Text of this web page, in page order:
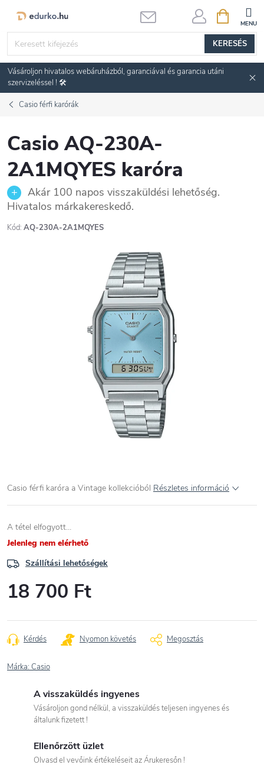
KERESÉS
KOSÁR
Vásároljon hivatalos webáruházból, garanciával és garancia utáni
szervizeléssel ! 🛠️
Casio férfi karórák
Casio AQ-230A-
2A1MQYES karóra
Akár 100 napos visszaküldési lehetőség.
Hivatalos márkakereskedő.
Kód: AQ-230A-2A1MQYES
Casio férfi karóra a Vintage kollekcióból Részletes információ
A tétel elfogyott…
Jelenleg nem elérhető
Szállítási lehetőségek
18 700 Ft
Kérdés Nyomon követés Megosztás
Márka: Casio
A visszaküldés ingyenes
Vásároljon gond nélkül, a visszaküldés teljesen ingyenes és
általunk fizetett !
Ellenőrzött üzlet
Olvasd el vevőink értékeléseit az Árukeresőn !